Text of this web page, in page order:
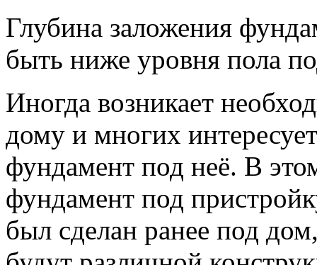
Глубина заложения
быть ниже уровня пола
Иногда возникает
дому и многих
фундамент под неё. В
фундамент под
был сделан ранее под